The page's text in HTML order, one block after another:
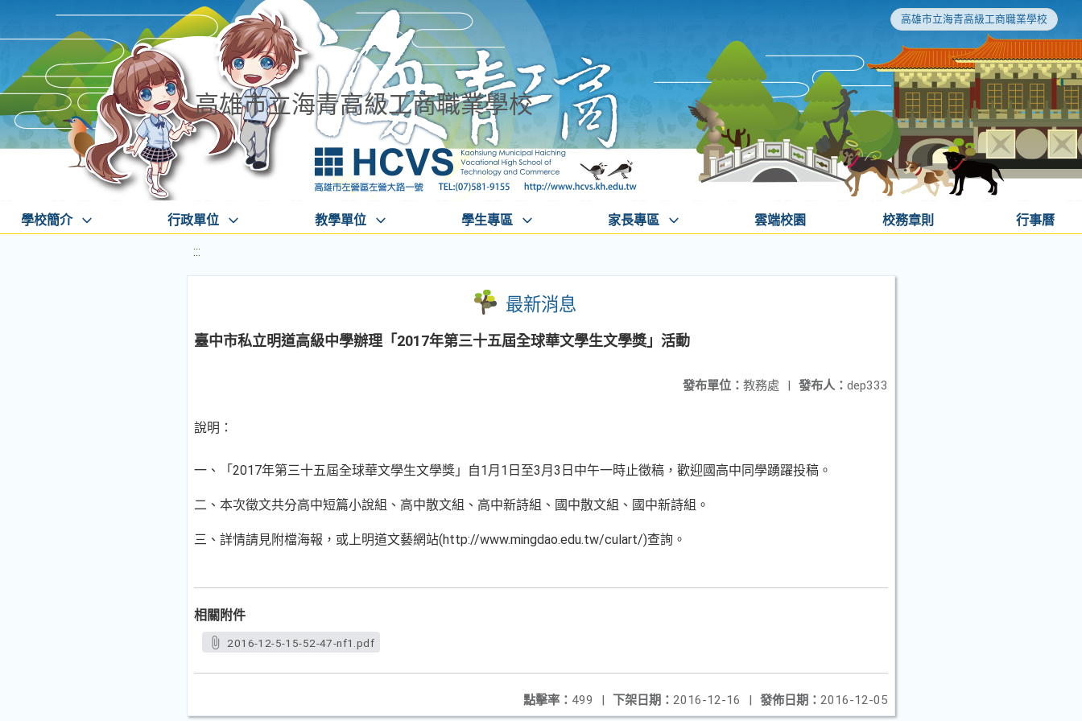
高雄市立海青高級工商職業學校
高雄市立海青高級工商職業學校
學校簡介 行政單位 教學單位 學生專區 家長專區 雲端校園 校務章則 行事曆
:::
最新消息
臺中市私立明道高級中學辦理「2017年第三十五屆全球華文學生文學獎」活動
發布人： dep333
發布單位： 教務處 |
說明：
一、「2017年第三十五屆全球華文學生文學獎」自1月1日至3月3日中午一時止徵稿，歡迎國高中同學踴躍投稿。
二、本次徵文共分高中短篇小說組、高中散文組、高中新詩組、國中散文組、國中新詩組。
三、詳情請見附檔海報，或上明道文藝網站(http://www.mingdao.edu.tw/culart/)查詢。
相關附件
2016-12-5-15-52-47-nf1.pdf
發佈日期： 2016-12-05
下架日期： 2016-12-16 |
點擊率： 499 |